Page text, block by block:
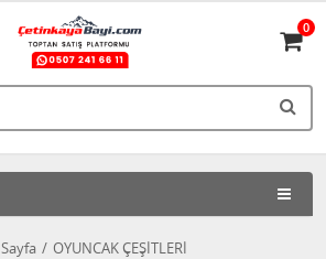
0
OYUNCAK ÇEŞİTLERİ